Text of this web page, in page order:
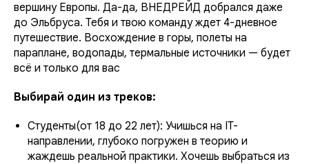
вершину Европы. Да-да, ВНЕДРЕЙД добрался даже
до Эльбруса. Тебя и твою команду ждет 4-дневное
путешествие. Восхождение в горы, полеты на
параплане, водопады, термальные источники — будет
всё и только для вас
Выбирай один из треков:
Студенты(от 18 до 22 лет): Учишься на IT-
направлении, глубоко погружен в теорию и
жаждешь реальной практики. Хочешь выбраться из